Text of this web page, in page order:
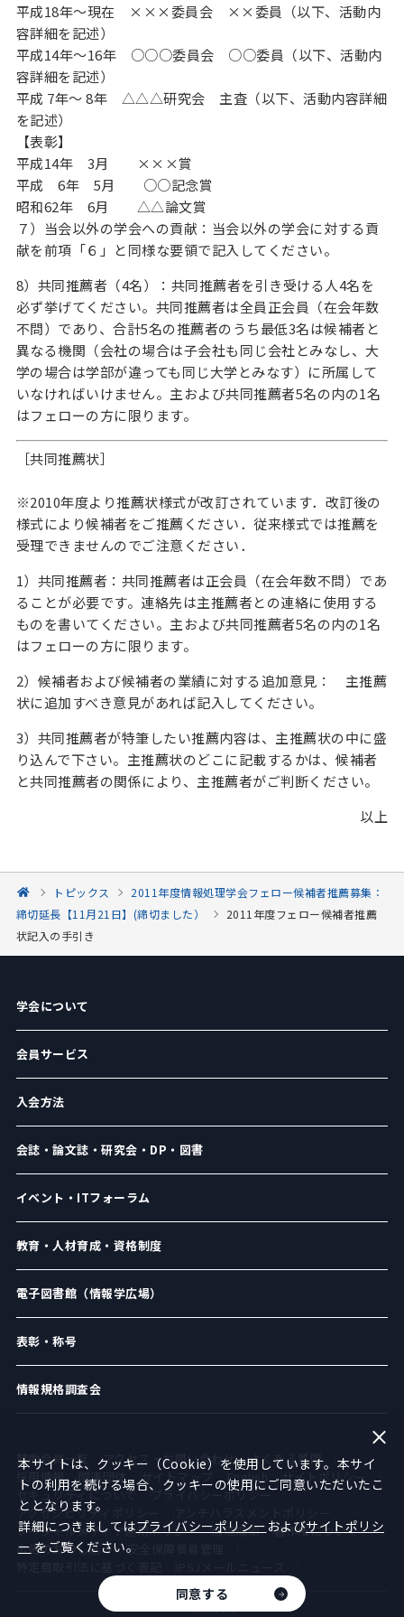
平成18年～現在 ×××委員会 ××委員（以下、活動内
容詳細を記述）
平成14年～16年 ○○○委員会 ○○委員（以下、活動内
容詳細を記述）
平成 7年～ 8年 △△△研究会 主査（以下、活動内容詳細
を記述）
【表彰】
平成14年 3月 ×××賞
平成 6年 5月 ○○記念賞
昭和62年 6月 △△論文賞
７）当会以外の学会への貢献：当会以外の学会に対する貢
献を前項「６」と同様な要領で記入してください。
8）共同推薦者（4名）：共同推薦者を引き受ける人4名を
必ず挙げてください。共同推薦者は全員正会員（在会年数
不問）であり、合計5名の推薦者のうち最低3名は候補者と
異なる機関（会社の場合は子会社も同じ会社とみなし、大
学の場合は学部が違っても同じ大学とみなす）に所属して
いなければいけません。主および共同推薦者5名の内の1名
はフェローの方に限ります。
［共同推薦状］
※2010年度より推薦状様式が改訂されています．改訂後の
様式により候補者をご推薦ください．従来様式では推薦を
受理できませんのでご注意ください．
1）共同推薦者：共同推薦者は正会員（在会年数不問）であ
ることが必要です。連絡先は主推薦者との連絡に使用する
ものを書いてください。主および共同推薦者5名の内の1名
はフェローの方に限ります。
2）候補者および候補者の業績に対する追加意見： 主推薦
状に追加すべき意見があれば記入してください。
3）共同推薦者が特筆したい推薦内容は、主推薦状の中に盛
り込んで下さい。主推薦状のどこに記載するかは、候補者
と共同推薦者の関係により、主推薦者がご判断ください。
以上
トピックス
2011年度情報処理学会フェロー候補者推薦募集：
締切延長【11月21日】(締切ました）
2011年度フェロー候補者推薦
状記入の手引き
学会について
会員サービス
入会方法
会誌・論文誌・研究会・DP・図書
イベント・ITフォーラム
教育・人材育成・資格制度
電子図書館（情報学広場）
表彰・称号
情報規格調査会
賛助会員一覧 アクセス・お問い合わせ
よくある質問
採用情報
関連団体 サイトマップ English
サイトポリシー
セキュリティについて
プライバシーポリシー
アクセシビリティポリシー
ソーシャルメディア運用ポリシー
倫理綱領
著作権について
広告のお申し込み
安全保障貿易管理
本サイトは、クッキー（Cookie）を使用しています。本サイ
トの利用を続ける場合、クッキーの使用にご同意いただいたこ
ととなります。
詳細につきましてはプライバシーポリシー およびサイトポリシ
ー をご覧ください。
同意する